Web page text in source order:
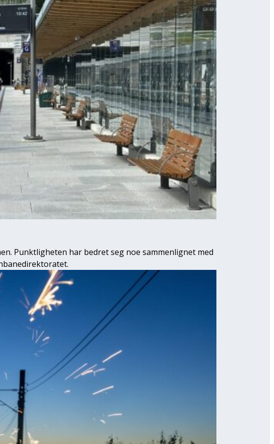
Punktligheten har bedret seg noe sammenlignet med